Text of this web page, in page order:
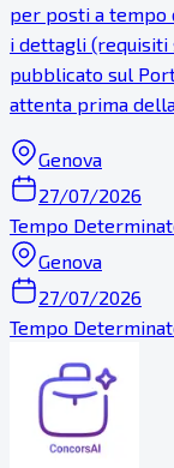
per posti a tempo
i dettagli (requisiti
pubblicato sul
attenta prima
Genova
27/07/2026
Tempo
Genova
27/07/2026
Tempo